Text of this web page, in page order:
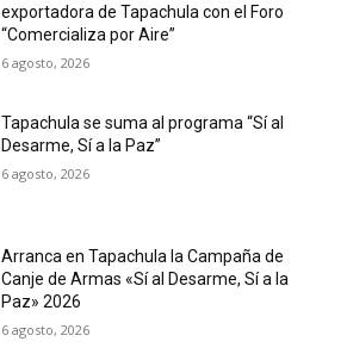
exportadora de Tapachula con el Foro
“Comercializa por Aire”
6 agosto, 2026
Tapachula se suma al programa “Sí al
Desarme, Sí a la Paz”
6 agosto, 2026
Arranca en Tapachula la Campaña de
Canje de Armas «Sí al Desarme, Sí a la
Paz» 2026
6 agosto, 2026